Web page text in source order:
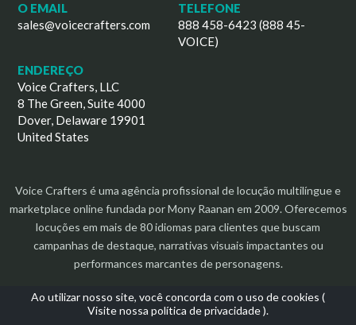
Ao utilizar nosso site, você concorda com o uso de cookies (
Visite nossa política de privacidade).
O EMAIL
sales@voicecrafters.com
TELEFONE
888 458-6423 (888 45-
VOICE)
ENDEREÇO
Voice Crafters, LLC
8 The Green, Suite 4000
Dover, Delaware 19901
United States
Voice Crafters é uma agência profissional de locução multilíngue e
marketplace online fundada por Mony Raanan em 2009. Oferecemos
locuções em mais de 80 idiomas para clientes que buscam
campanhas de destaque, narrativas visuais impactantes ou
performances marcantes de personagens.